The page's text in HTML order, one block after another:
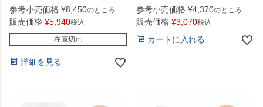
参考小売価格 ¥8,450のところ
販売価格 ¥5,940税込
在庫切れ
詳細を見る
参考小売価格 ¥4,370のところ
販売価格 ¥3,070税込
カートに入れる